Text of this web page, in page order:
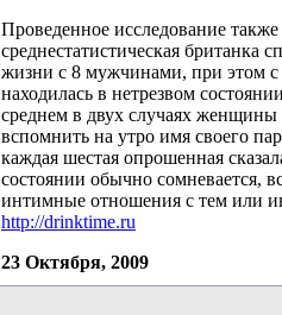
Проведенное исследование
среднестатистическая британка
жизни с 8 мужчинами, при этом с
находилась в нетрезвом
среднем в двух случаях женщины
вспомнить на утро имя своего
каждая шестая опрошенная
состоянии обычно сомневается,
интимные отношения с тем или
http://drinktime.ru
23 Октября, 2009